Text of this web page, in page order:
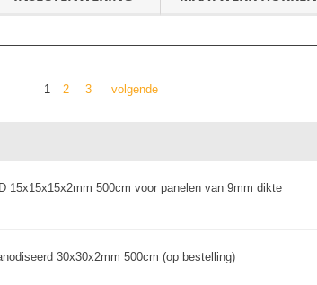
1
2 3 volgende
15x15x15x2mm 500cm voor panelen van 9mm dikte
30x30x2mm 500cm (op bestelling)